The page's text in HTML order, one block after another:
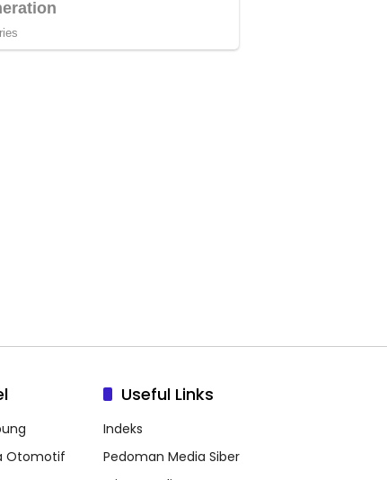
Otomotif
Useful Links
Indeks
Pedoman Media Siber